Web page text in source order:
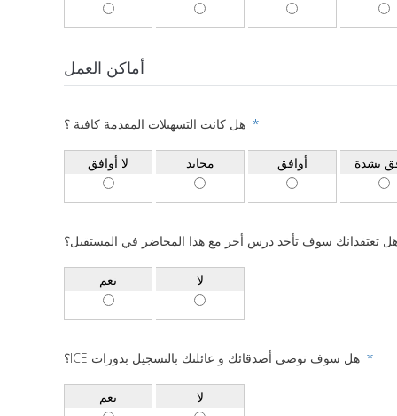
أماكن العمل
هل كانت التسهيلات المقدمة كافية ؟ *
لا أوافق محايد أوافق بشدة
تعتقدانك سوف تأخد درس أخر مع هذا المحاضر في المستقبل؟
نعم لا
؟ICE هل سوف توصي أصدقائك و عائلتك بالتسجيل بدورات *
نعم لا